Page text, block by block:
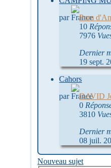
par
Pom
10
7976
Dernier
19 sept.
Cahors
par
DAVID
0
3810
Dernier
08 juil.
Nouveau sujet